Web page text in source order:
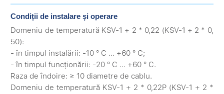
Condiții de instalare și operare
Domeniu de temperatură KSV-1 + 2 * 0,22 (KSV-1 + 2 * 0,
50):
- în timpul instalării: -10 ° C ... +60 ° C;
- în timpul funcționării: -20 ° C ... +60 ° C.
Raza de îndoire: ≥ 10 diametre de cablu.
Domeniu de temperatură KSV-1 + 2 * 0,22P (KSV-1 + 2 *